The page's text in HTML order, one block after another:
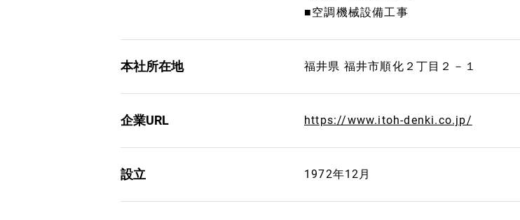
■空調機械設備工事
本社所在地 福井県 福井市順化２丁目２－１
企業URL https://www.itoh-denki.co.jp/
設立 1972年12月